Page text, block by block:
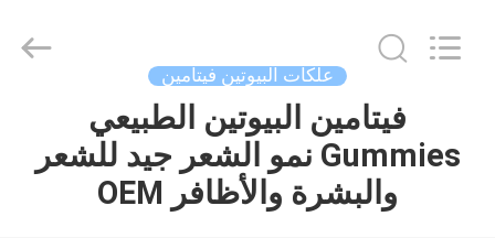
المنتجات
علكات البيوتين فيتامين
فيتامين البيوتين الطبيعي
Gummies نمو الشعر جيد للشعر
والبشرة والأظافر OEM